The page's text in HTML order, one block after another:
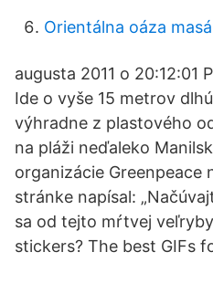
Orientálna oáza
augusta 2011 o 20:12:01
Ide o vyše 15 metrov
výhradne z plastového
na pláži neďaleko
organizácie Greenpeace
stránke napísal:
sa od tejto mŕtvej
stickers? The best GIFs